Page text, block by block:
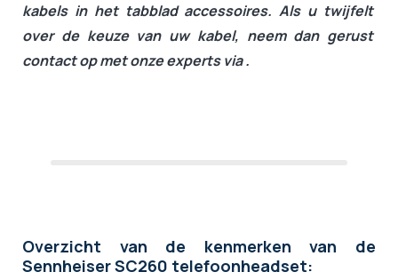
kabels in het tabblad accessoires. Als u twijfelt
over de keuze van uw kabel, neem dan gerust
contact op met onze experts via .
Overzicht van de kenmerken van de
Sennheiser SC260 telefoonheadset: